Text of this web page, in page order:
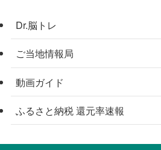
Dr.脳トレ
ご当地情報局
動画ガイド
ふるさと納税 還元率速報